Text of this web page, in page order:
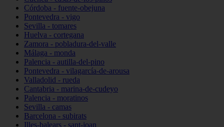
Córdoba - fuente-obejuna
Pontevedra - vigo
Sevilla - tomares
Huelva - cortegana
Zamora - pobladura-del-valle
Málaga - monda
Palencia - autilla-del-pino
Pontevedra - vilagarcía-de-arousa
Valladolid - rueda
Cantabria - marina-de-cudeyo
Palencia - moratinos
Sevilla - camas
Barcelona - subirats
Illes-balears - sant-joan